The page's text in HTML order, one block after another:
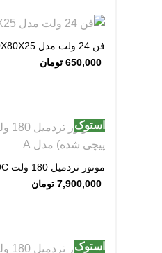
فن 24 ولت مدل 80X80X25
650,000 تومان
استوک
موتور تردمیل 180 ولت 2HP DC مدل (A)
7,900,000 تومان
استوک